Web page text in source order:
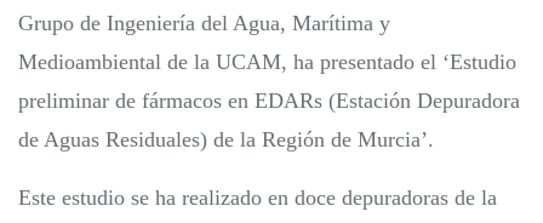
Grupo de Ingeniería del Agua, Marítima y
Medioambiental de la UCAM, ha presentado el ‘Estudio
preliminar de fármacos en EDARs (Estación Depuradora
de Aguas Residuales) de la Región de Murcia’.
Este estudio se ha realizado en doce depuradoras de la